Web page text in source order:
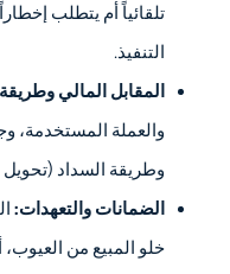
تلقائياً أم يتطلب
التنفيذ.
المقابل المالي
والعملة المستخدمة،
وطريقة السداد
الضمانات والتعهدات:
خلو المبيع من